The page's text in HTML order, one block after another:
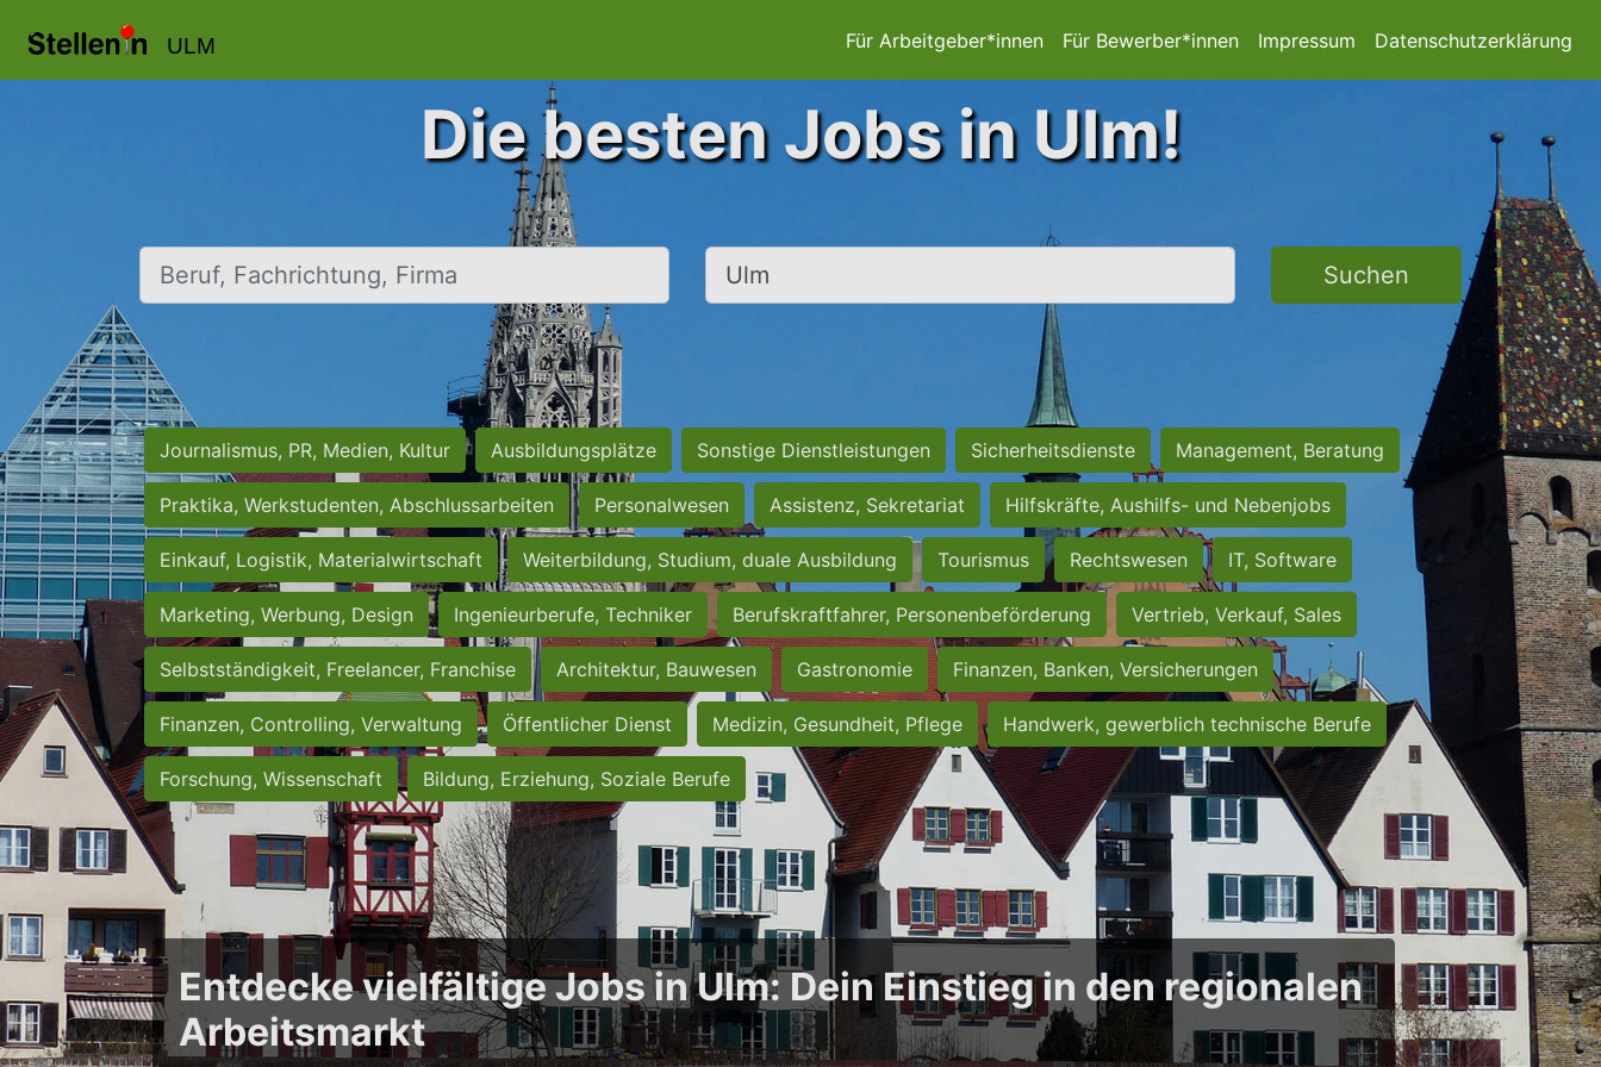
ULM Für Arbeitgeber*innen Für Bewerber*innen Impressum Datenschutzerklärung
Die besten Jobs in Ulm!
Beruf, Fachrichtung, Firma Ort, Stadt Suchen
Journalismus, PR, Medien, Kultur Ausbildungsplätze Sonstige Dienstleistungen Sicherheitsdienste Management, Beratung
Praktika, Werkstudenten, Abschlussarbeiten Personalwesen Assistenz, Sekretariat Hilfskräfte, Aushilfs- und Nebenjobs
Einkauf, Logistik, Materialwirtschaft Weiterbildung, Studium, duale Ausbildung Tourismus Rechtswesen IT, Software
Marketing, Werbung, Design Ingenieurberufe, Techniker Berufskraftfahrer, Personenbeförderung Vertrieb, Verkauf, Sales
Selbstständigkeit, Freelancer, Franchise Architektur, Bauwesen Gastronomie Finanzen, Banken, Versicherungen
Finanzen, Controlling, Verwaltung Öffentlicher Dienst Medizin, Gesundheit, Pflege Handwerk, gewerblich technische Berufe
Forschung, Wissenschaft Bildung, Erziehung, Soziale Berufe
Entdecke vielfältige Jobs in Ulm: Dein Einstieg in den regionalen
Arbeitsmarkt